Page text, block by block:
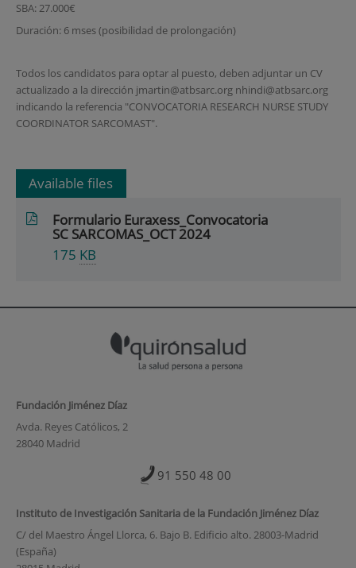
SBA: 27.000€
Duración: 6 mses (posibilidad de prolongación)
Todos los candidatos para optar al puesto, deben adjuntar un CV
actualizado a la dirección jmartin@atbsarc.org nhindi@atbsarc.org
indicando la referencia "CONVOCATORIA RESEARCH NURSE STUDY
COORDINATOR SARCOMAST".
Available files
Formulario Euraxess_Convocatoria
SC SARCOMAS_OCT 2024
175 KB
Fundación Jiménez Díaz
Avda. Reyes Católicos, 2
28040 Madrid
91 550 48 00
Instituto de Investigación Sanitaria de la Fundación Jiménez Díaz
C/ del Maestro Ángel Llorca, 6. Bajo B. Edificio alto. 28003-Madrid
(España)